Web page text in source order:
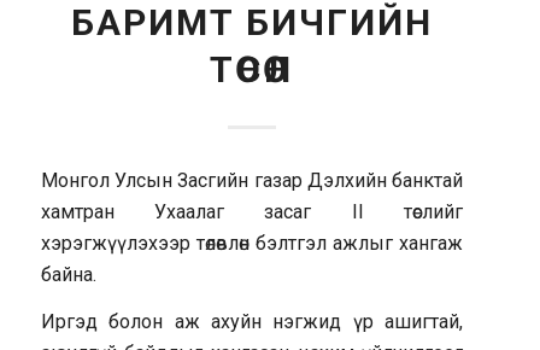
БАРИМТ БИЧГИЙН
ТӨСӨЛ
Монгол Улсын Засгийн газар Дэлхийн банктай
хамтран Ухаалаг засаг II төслийг
хэрэгжүүлэхээр төлөвлөн бэлтгэл ажлыг хангаж
байна.
Иргэд болон аж ахуйн нэгжид үр ашигтай,